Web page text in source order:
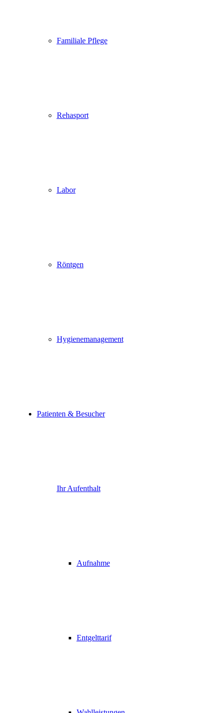
Familiale Pflege
Rehasport
Labor
Röntgen
Hygienemanagement
Patienten & Besucher
Ihr Aufenthalt
Aufnahme
Entgelttarif